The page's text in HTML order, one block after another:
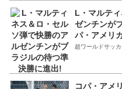
L・マルテ
ゼンチンが
パ・アメリカ
超ワールドサッ
コパ・アメ